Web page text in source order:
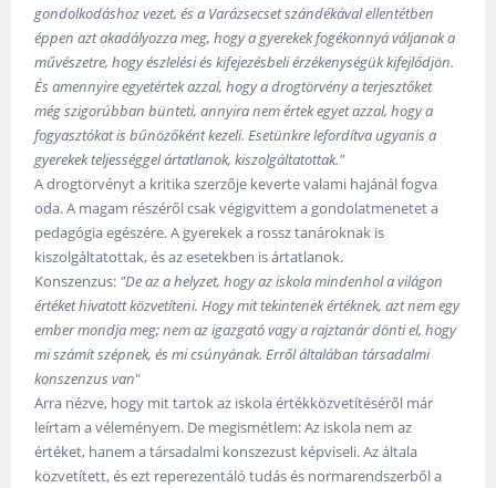
gondolkodáshoz vezet, és a Varázsecset szándékával ellentétben
éppen azt akadályozza meg, hogy a gyerekek fogékonnyá váljanak a
művészetre, hogy észlelési és kifejezésbeli érzékenységük kifejlődjön.
És amennyire egyetértek azzal, hogy a drogtörvény a terjesztőket
még szigorúbban bünteti, annyira nem értek egyet azzal, hogy a
fogyasztókat is bűnözőként kezeli. Esetünkre lefordítva ugyanis a
gyerekek teljességgel ártatlanok, kiszolgáltatottak."
A drogtörvényt a kritika szerzője keverte valami hajánál fogva
oda. A magam részéről csak végigvittem a gondolatmenetet a
pedagógia egészére. A gyerekek a rossz tanároknak is
kiszolgáltatottak, és az esetekben is ártatlanok.
Konszenzus: "De az a helyzet, hogy az iskola mindenhol a világon
értéket hivatott közvetíteni. Hogy mit tekintenek értéknek, azt nem egy
ember mondja meg; nem az igazgató vagy a rajztanár dönti el, hogy
mi számít szépnek, és mi csúnyának. Erről általában társadalmi
konszenzus van"
Arra nézve, hogy mit tartok az iskola értékközvetítéséről már
leírtam a véleményem. De megismétlem: Az iskola nem az
értéket, hanem a társadalmi konszezust képviseli. Az általa
közvetített, és ezt reperezentáló tudás és normarendszerből a